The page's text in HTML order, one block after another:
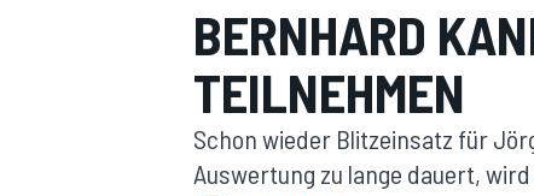
BERNHARD
TEILNEHMEN
Schon wieder Blitzeinsatz für
Auswertung zu lange dauert,